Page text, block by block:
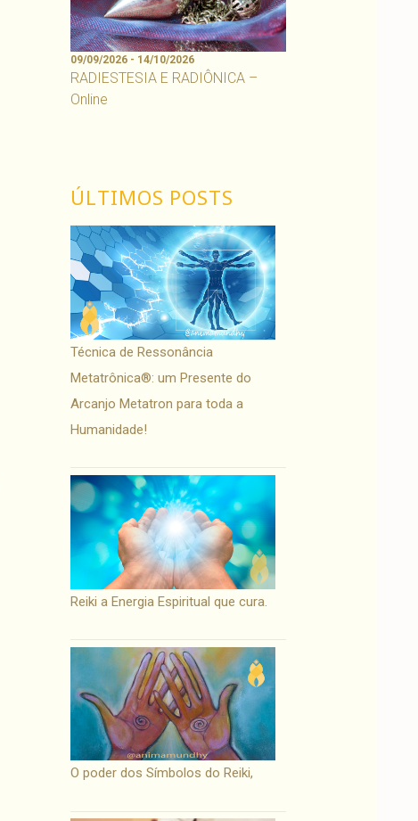
09/09/2026 - 14/10/2026
RADIESTESIA E RADIÔNICA –
Online
ÚLTIMOS POSTS
Técnica de Ressonância
Metatrônica®: um Presente do
Arcanjo Metatron para toda a
Humanidade!
Reiki a Energia Espiritual que cura.
O poder dos Símbolos do Reiki,